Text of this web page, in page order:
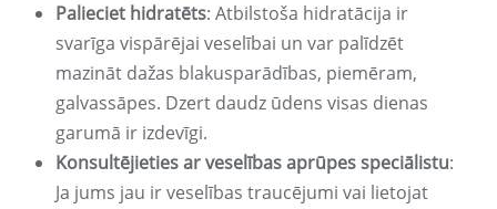
Palieciet hidratēts: Atbilstoša hidratācija ir
svarīga vispārējai veselībai un var palīdzēt
mazināt dažas blakusparādības, piemēram,
galvassāpes. Dzert daudz ūdens visas dienas
garumā ir izdevīgi.
Konsultējieties ar veselības aprūpes speciālistu:
Ja jums jau ir veselības traucējumi vai lietojat